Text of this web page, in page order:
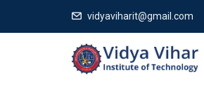
vidyaviharit@gmail.com
No. +91 8448448730 Affilated from Bihar